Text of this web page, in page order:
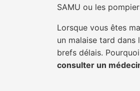
SAMU ou les
Lorsque vous êtes
un malaise tard
brefs délais.
consulter un